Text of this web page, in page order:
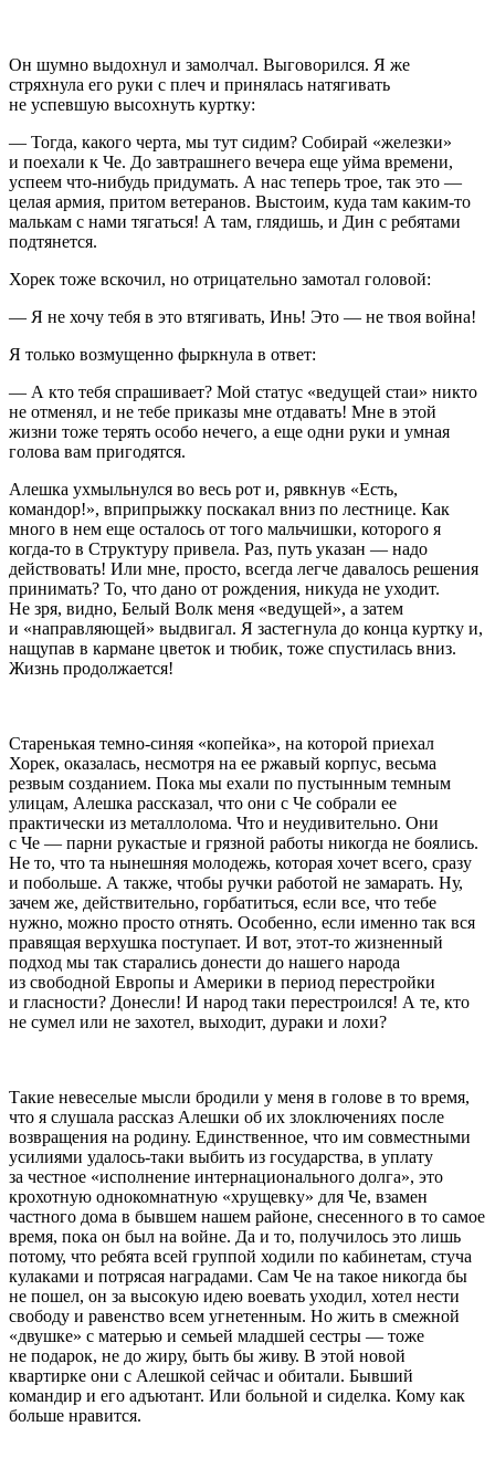
Он шумно выдохнул и замолчал. Выговорился. Я же
стряхнула его руки с плеч и принялась натягивать
не успевшую высохнуть куртку:
— Тогда, какого черта, мы тут сидим? Собирай «железки»
и поехали к Че. До завтрашнего вечера еще уйма времени,
успеем что-нибудь придумать. А нас теперь трое, так это —
целая армия, притом ветеранов. Выстоим, куда там каким-то
малькам с нами тягаться! А там, глядишь, и Дин с ребятами
подтянется.
Хорек тоже вскочил, но отрицательно замотал головой:
— Я не хочу тебя в это втягивать, Инь! Это — не твоя война!
Я только возмущенно фыркнула в ответ:
— А кто тебя спрашивает? Мой статус «ведущей стаи» никто
не отменял, и не тебе приказы мне отдавать! Мне в этой
жизни тоже терять особо нечего, а еще одни руки и умная
голова вам пригодятся.
Алешка ухмыльнулся во весь рот и, рявкнув «Есть,
командор!», вприпрыжку поскакал вниз по лестнице. Как
много в нем еще осталось от того мальчишки, которого я
когда-то в Структуру привела. Раз, путь указан — надо
действовать! Или мне, просто, всегда легче давалось решения
принимать? То, что дано от рождения, никуда не уходит.
Не зря, видно, Белый Волк меня «ведущей», а затем
и «направляющей» выдвигал. Я застегнула до конца куртку и,
нащупав в кармане цветок и тюбик, тоже спустилась вниз.
Жизнь продолжается!
Старенькая темно-синяя «копейка», на которой приехал
Хорек, оказалась, несмотря на ее ржавый корпус, весьма
резвым созданием. Пока мы ехали по пустынным темным
улицам, Алешка рассказал, что они с Че собрали ее
практически из металлолома. Что и неудивительно. Они
с Че — парни рукастые и грязной работы никогда не боялись.
Не то, что та нынешняя молодежь, которая хочет всего, сразу
и побольше. А также, чтобы ручки работой не замарать. Ну,
зачем же, действительно, горбатиться, если все, что тебе
нужно, можно просто отнять. Особенно, если именно так вся
правящая верхушка поступает. И вот, этот-то жизненный
подход мы так старались донести до нашего народа
из свободной Европы и Америки в период перестройки
и гласности? Донесли! И народ таки перестроился! А те, кто
не сумел или не захотел, выходит, дураки и лохи?
Такие невеселые мысли бродили у меня в голове в то время,
что я слушала рассказ Алешки об их злоключениях после
возвращения на родину. Единственное, что им совместными
усилиями удалось-таки выбить из государства, в уплату
за честное «исполнение интернационального долга», это
крохотную однокомнатную «хрущевку» для Че, взамен
частного дома в бывшем нашем районе, снесенного в то самое
время, пока он был на войне. Да и то, получилось это лишь
потому, что ребята всей группой ходили по кабинетам, стуча
кулаками и потрясая наградами. Сам Че на такое никогда бы
не пошел, он за высокую идею воевать уходил, хотел нести
свободу и равенство всем угнетенным. Но жить в смежной
«двушке» с матерью и семьей младшей сестры — тоже
не подарок, не до жиру, быть бы живу. В этой новой
квартирке они с Алешкой сейчас и обитали. Бывший
командир и его адъютант. Или больной и сиделка. Кому как
больше нравится.